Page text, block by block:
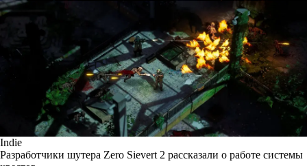
Indie
Разработчики шутера Zero Sievert 2 рассказали о работе системы